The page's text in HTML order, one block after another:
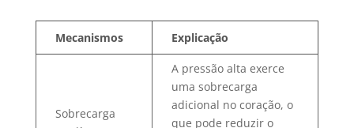
Mecanismos Explicação
Sobrecarga
A pressão alta exerce
uma sobrecarga
adicional no coração, o
que pode reduzir o